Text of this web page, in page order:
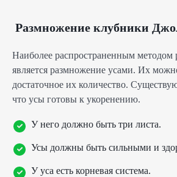
Размножение клубники
Наиболее распространенным методом
является размножение усами. Их
достаточное их количество.
что усы готовы к укоренению.
У него должно быть три листа.
Усы должны быть сильными и
У уса есть корневая система.